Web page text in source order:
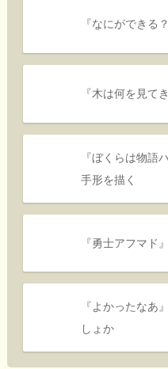
『なにができる
『木は何を見て
『ぼくらは物語
手形を描く
『勇士アフマド
『よかったなあ
しょか